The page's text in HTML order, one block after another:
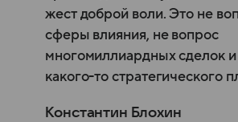
жест доброй воли. Это не
сферы влияния, не вопрос
многомиллиардных сделок
какого-то стратегического
Константин Блохин